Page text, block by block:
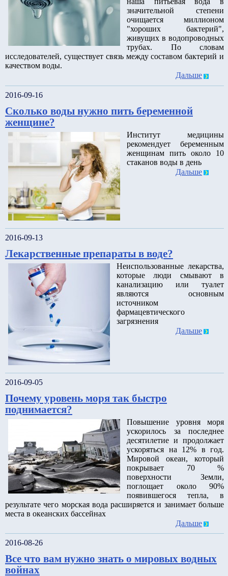
значительной степени
очищается миллионом
"хороших бактерий",
живущих в водопроводных
трубах. По словам
исследователей, существует связь между составом бактерий и
качеством воды.
Дальше
2016-09-16
Сколько воды нужно пить беременной
женщине?
Институт медицины
рекомендует беременным
женщинам пить около 10
стаканов воды в день
Дальше
2016-09-13
Лекарственные препараты в воде?
Неиспользованные лекарства,
которые люди смывают в
канализацию или туалет
являются основным
источником
фармацевтического
загрязнения
Дальше
2016-09-05
Почему уровень моря так быстро
поднимается?
Повышение уровня моря
ускорилось за последнее
десятилетие и продолжает
ускоряться на 12% в год.
Мировой океан, который
покрывает 70 %
поверхности Земли,
поглощает около 90%
появившегося тепла, в
результате чего морская вода расширяется и занимает больше
места в океанских бассейнах
Дальше
2016-08-26
Все что вам нужно знать о мировых водных
войнах